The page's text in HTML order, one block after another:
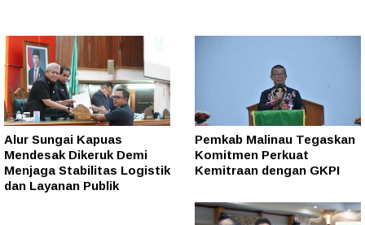
Alur Sungai Kapuas
Mendesak Dikeruk Demi
Menjaga Stabilitas Logistik
dan Layanan Publik
Pemkab Malinau Tegaskan
Komitmen Perkuat
Kemitraan dengan GKPI